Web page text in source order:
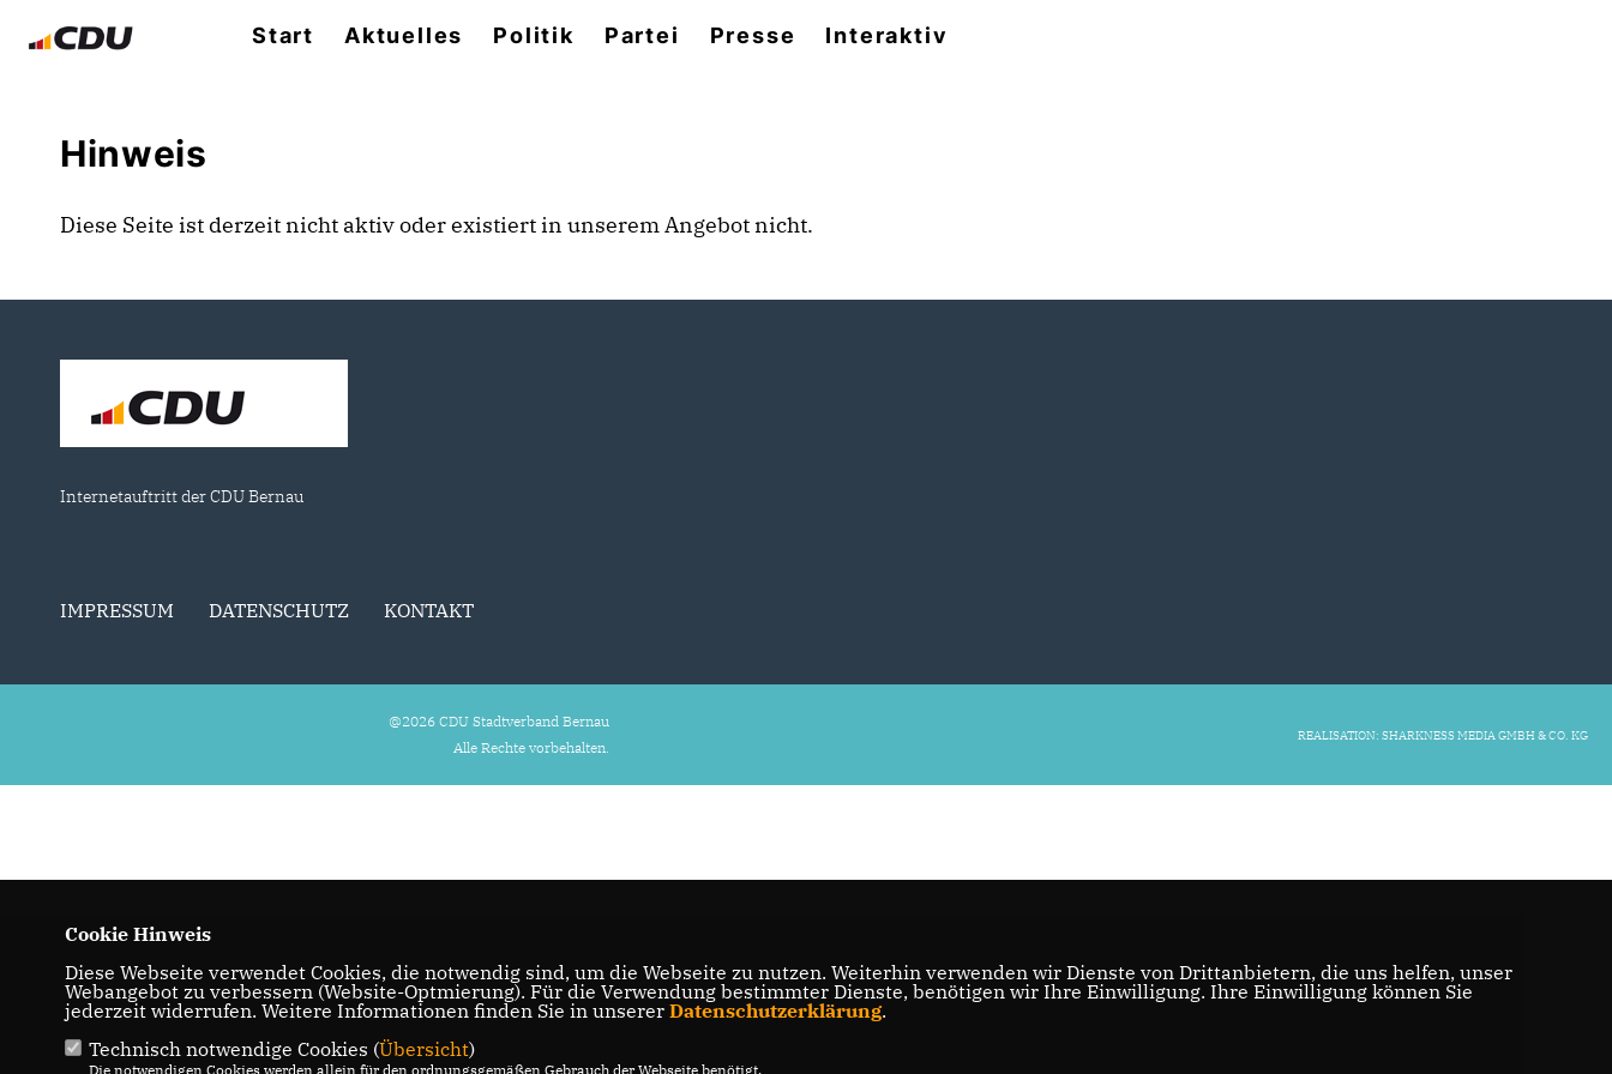
Start Aktuelles Politik Partei Presse Interaktiv
Hinweis
Diese Seite ist derzeit nicht aktiv oder existiert in unserem Angebot nicht.
Internetauftritt der CDU Bernau
IMPRESSUM DATENSCHUTZ KONTAKT
@2026 CDU Stadtverband Bernau
Alle Rechte vorbehalten.
REALISATION: SHARKNESS MEDIA GMBH & CO. KG
Cookie Hinweis
Diese Webseite verwendet Cookies, die notwendig sind, um die Webseite zu nutzen. Weiterhin verwenden wir Dienste von Drittanbietern, die uns helfen, unser
Webangebot zu verbessern (Website-Optmierung). Für die Verwendung bestimmter Dienste, benötigen wir Ihre Einwilligung. Ihre Einwilligung können Sie
jederzeit widerrufen. Weitere Informationen finden Sie in unserer Datenschutzerklärung.
Technisch notwendige Cookies (Übersicht)
Die notwendigen Cookies werden allein für den ordnungsgemäßen Gebrauch der Webseite benötigt.